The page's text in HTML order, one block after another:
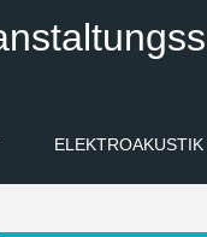
ELEKTROAKUSTIK